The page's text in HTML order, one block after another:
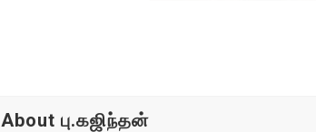
About பு.கஜிந்தன்